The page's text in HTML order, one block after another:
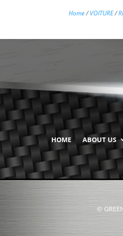
Home/VOITURE/
HOME ABOUT US
©